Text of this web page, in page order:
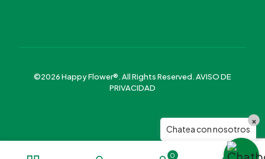
©2026 Happy Flower®. All Rights Reserved.AVISO DE
PRIVACIDAD
0 0
Chatea con nosotros
×